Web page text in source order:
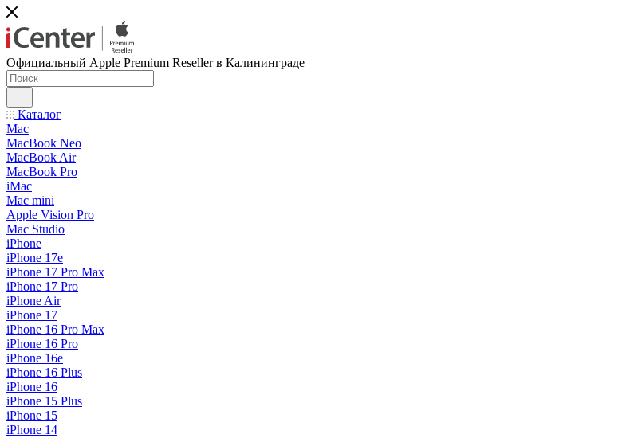
Официальный Apple Premium Reseller в Калининграде
Каталог
Mac
MacBook Neo
MacBook Air
MacBook Pro
iMac
Mac mini
Apple Vision Pro
Mac Studio
iPhone
iPhone 17e
iPhone 17 Pro Max
iPhone 17 Pro
iPhone Air
iPhone 17
iPhone 16 Pro Max
iPhone 16 Pro
iPhone 16e
iPhone 16 Plus
iPhone 16
iPhone 15 Plus
iPhone 15
iPhone 14